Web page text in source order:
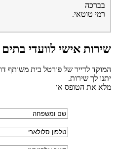
בברכה
רמי טוטאי.
שירות אישי לוועדי
המוקד לדייר של פורטל בית משותף
יתנו לך שירות.
מלא את הטופס או